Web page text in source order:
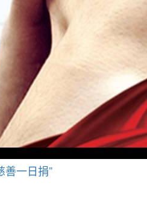
善一日捐”